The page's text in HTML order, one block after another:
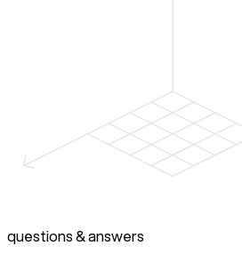
questions & answers